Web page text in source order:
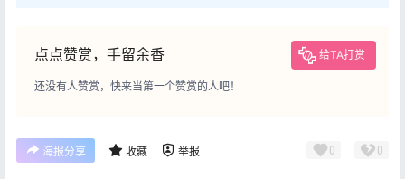
点点赞赏，手留余香 给TA打赏
还没有人赞赏，快来当第一个赞赏的人吧！
海报分享 收藏 举报 0 0